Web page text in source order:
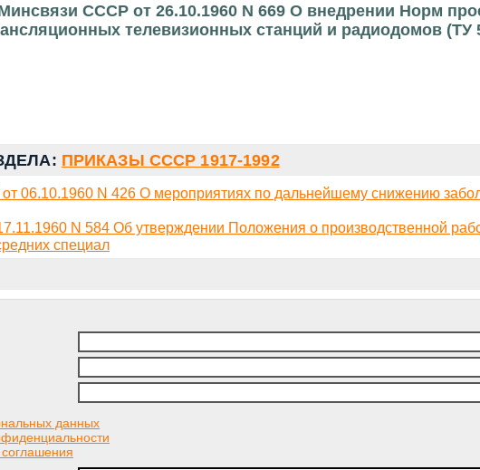
СССР от 26.10.1960 N 669 О внедрении Норм
телевизионных станций и радиодомов (ТУ
ПРИКАЗЫ СССР 1917-1992
06.10.1960 N 426 О мероприятиях по дальнейшему снижению
N 584 Об утверждении Положения о производственной
специал
данных
соглашения